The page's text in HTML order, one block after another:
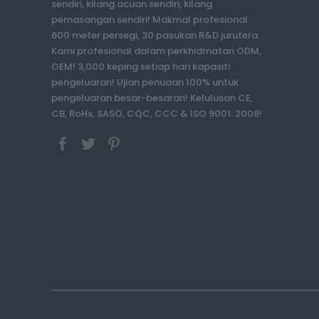
sendiri, kilang acuan sendiri, kilang
pemasangan sendiri! Makmal profesional
600 meter persegi, 30 pasukan R&D jurutera.
Kami profesional dalam perkhidmatan ODM,
OEM! 3,000 keping setiap hari kapasiti
pengeluaran! Ujian penuaan 100% untuk
pengeluaran besar-besaran! Kelulusan CE,
CB, RoHs, SASO, CQC, CCC & ISO 9001: 2008!